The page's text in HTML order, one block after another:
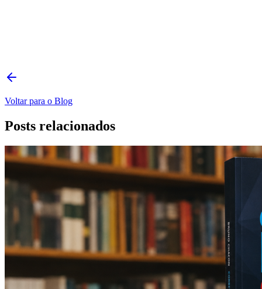
Voltar para o Blog
Posts relacionados